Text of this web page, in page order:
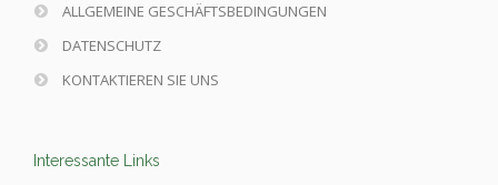
ALLGEMEINE GESCHÄFTSBEDINGUNGEN
DATENSCHUTZ
KONTAKTIEREN SIE UNS
Interessante Links